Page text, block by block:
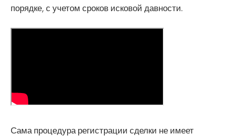
порядке, с учетом сроков исковой давности.
Сама процедура регистрации сделки не имеет